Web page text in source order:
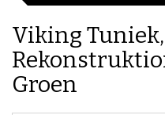
Viking
Groen